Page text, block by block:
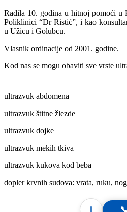
Radila 10. godina u hitnoj pomoći
Poliklinici “Dr Ristić”, i kao
u Užicu i Golubcu.
Vlasnik ordinacije od 2001. godine.
Kod nas se mogu obaviti sve vrste
ultrazvuk abdomena
ultrazvuk štitne žlezde
ultrazvuk dojke
ultrazvuk mekih tkiva
ultrazvuk kukova kod beba
dopler krvnih sudova: vrata, ruku,
i